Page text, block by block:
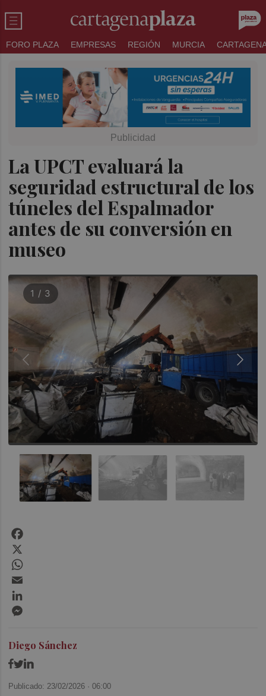
FORO PLAZA EMPRESAS REGIÓN MURCIA
La UPCT evaluará la
seguridad estructural de los
túneles del Espalmador
antes de su conversión en
museo
1 / 3
Diego Sánchez
Publicado: 23/02/2026 ·06:00